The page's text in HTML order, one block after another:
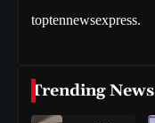
toptennewsexpress.
Trending News